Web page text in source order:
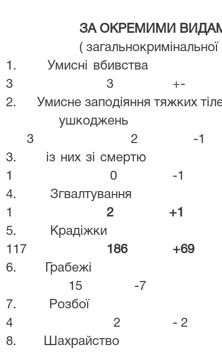
ЗА ОКРЕМИМИ
(
1. Умисні
3 3 +-
2. Умисне заподіяння тяжких
3 2 -1
3. із них
1 0 -1
4.
1 2 +1
5.
117 186 +69
6.
15 -7
7.
4 2 - 2
8.